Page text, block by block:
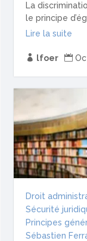
La
le principe
Lire la suite
 lfoer 
Droit
Sécurité
Principes
Sébastien